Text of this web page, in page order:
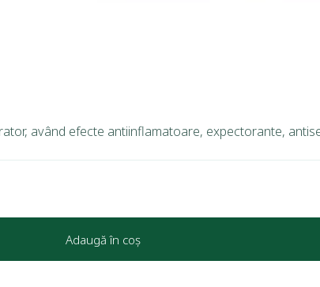
având efecte antiinflamatoare, expectorante,
Adaugă în coș